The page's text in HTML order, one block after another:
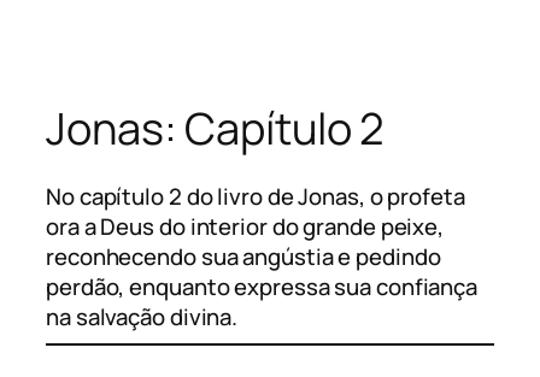
conteúdo
Jonas: Capítulo 2
No capítulo 2 do livro de Jonas, o profeta
ora a Deus do interior do grande peixe,
reconhecendo sua angústia e pedindo
perdão, enquanto expressa sua confiança
na salvação divina.